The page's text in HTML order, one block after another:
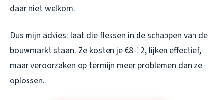
daar niet welkom.
Dus mijn advies: laat die flessen in de schappen van de
bouwmarkt staan. Ze kosten je €8-12, lijken effectief,
maar veroorzaken op termijn meer problemen dan ze
oplossen.